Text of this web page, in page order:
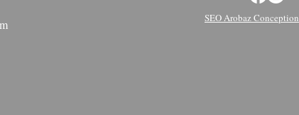
SEO Arobaz Conception